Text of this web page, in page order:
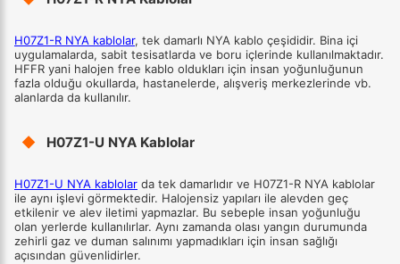
H07Z1-R NYA kablolar, tek damarlı NYA kablo çeşididir. Bina içi
uygulamalarda, sabit tesisatlarda ve boru içlerinde kullanılmaktadır.
HFFR yani halojen free kablo oldukları için insan yoğunluğunun
fazla olduğu okullarda, hastanelerde, alışveriş merkezlerinde vb.
alanlarda da kullanılır.
◆ H07Z1-U NYA Kablolar
H07Z1-U NYA kablolar da tek damarlıdır ve H07Z1-R NYA kablolar
ile aynı işlevi görmektedir. Halojensiz yapıları ile alevden geç
etkilenir ve alev iletimi yapmazlar. Bu sebeple insan yoğunluğu
olan yerlerde kullanılırlar. Aynı zamanda olası yangın durumunda
zehirli gaz ve duman salınımı yapmadıkları için insan sağlığı
açısından güvenlidirler.